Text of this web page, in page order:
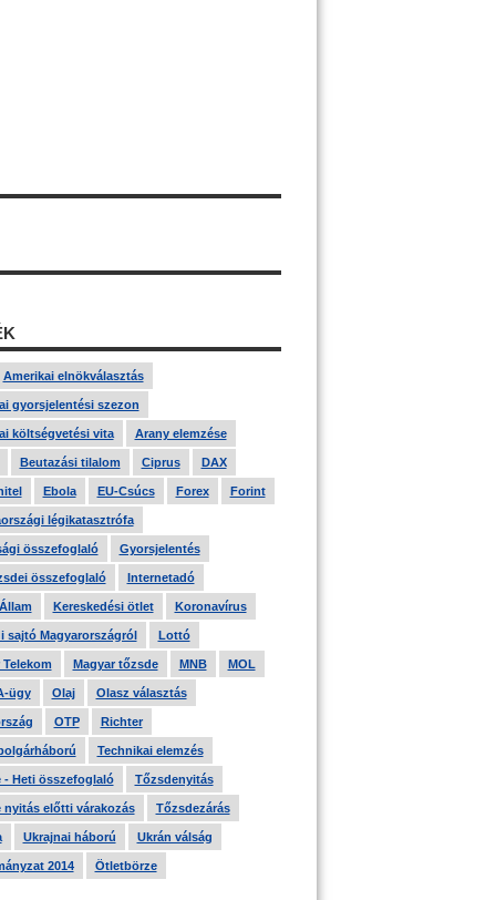
Amerikai elnökválasztás
gyorsjelentési szezon
költségvetési vita Arany elemzése
Beutazási tilalom Ciprus DAX
Ebola EU-Csúcs Forex Forint
légikatasztrófa
összefoglaló Gyorsjelentés
összefoglaló Internetadó
Kereskedési ötlet Koronavírus
sajtó Magyarországról Lottó
Telekom Magyar tőzsde MNB MOL
ügy Olaj Olasz választás
OTP Richter
Technikai elemzés
- Heti összefoglaló Tőzsdenyitás
nyitás előtti várakozás Tőzsdezárás
Ukrajnai háború Ukrán válság
2014 Ötletbörze